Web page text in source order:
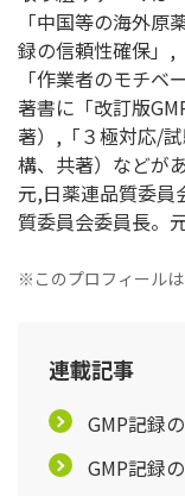
「中国等の海外
録の信頼性確保」,
「作業者のモチベ
著書に「改訂版
著）,「３極対応/
構、共著）などがあ
元,日薬連品質委員
質委員会委員長。
※このプロフィール
連載記事
GMP記録
GMP記録